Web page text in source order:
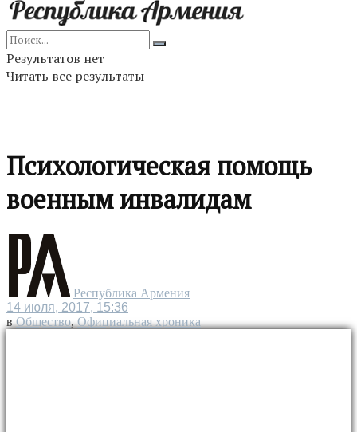
Результатов нет
Читать все результаты
Психологическая помощь
военным инвалидам
Республика Армения
14 июля, 2017, 15:36
в Общество,Официальная хроника